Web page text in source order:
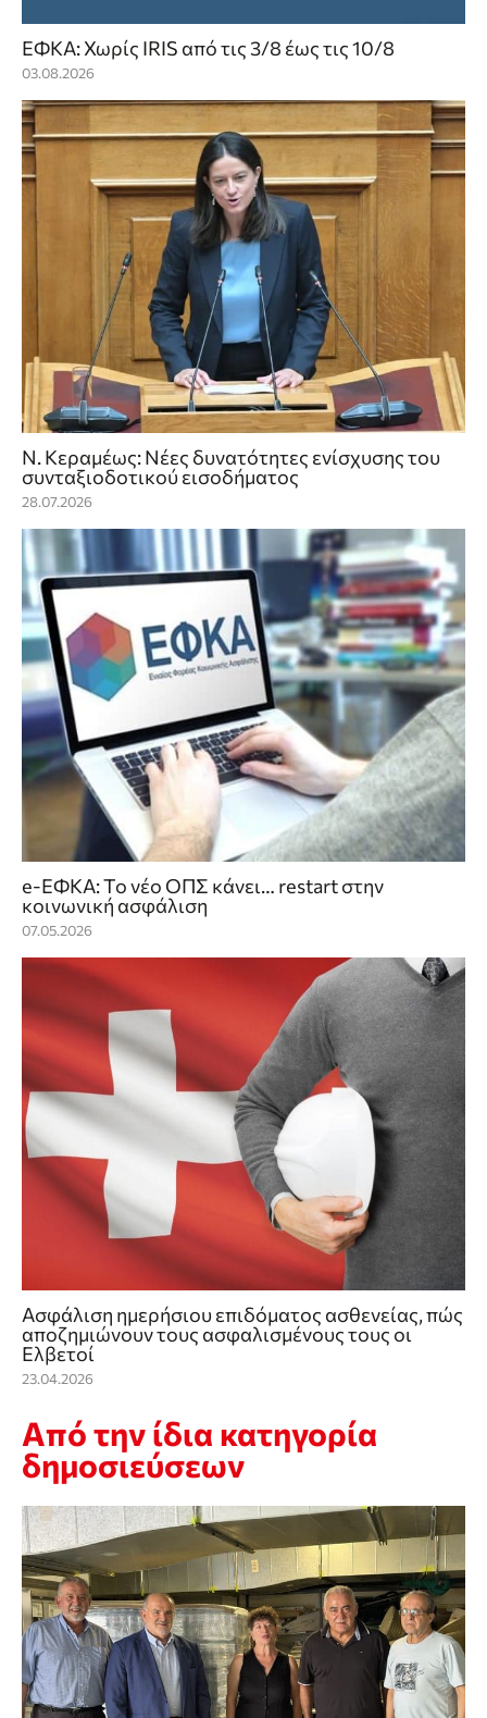
ΕΦΚΑ: Χωρίς IRIS από τις 3/8 έως τις 10/8
03.08.2026
Ν. Κεραμέως: Νέες δυνατότητες ενίσχυσης του
συνταξιοδοτικού εισοδήματος
28.07.2026
e-ΕΦΚΑ: Το νέο ΟΠΣ κάνει… restart στην
κοινωνική ασφάλιση
07.05.2026
Ασφάλιση ημερήσιου επιδόματος ασθενείας, πώς
αποζημιώνουν τους ασφαλισμένους τους οι
Ελβετοί
23.04.2026
Από την ίδια κατηγορία
δημοσιεύσεων